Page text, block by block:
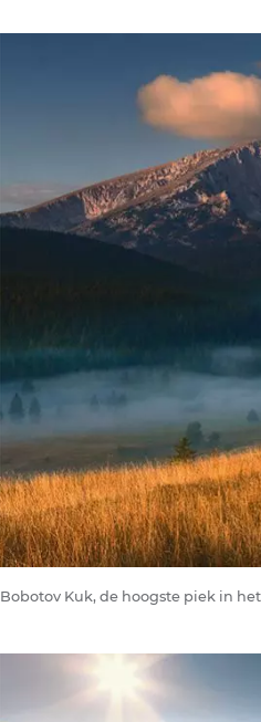
Bobotov Kuk, de hoogste piek in